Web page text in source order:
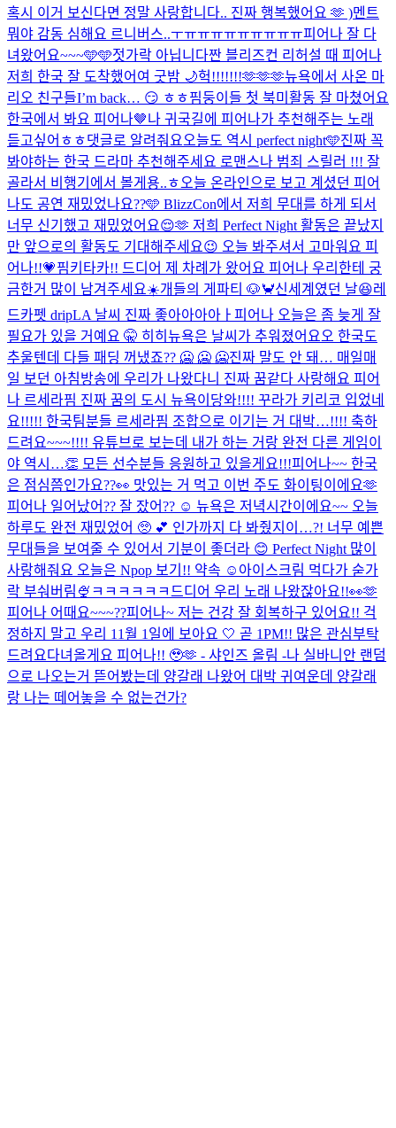
혹시 이거 보신다면 정말 사랑합니다.. 진짜 행복했어요 🫶 )멘트
뭐야 감동 심해요 르니버스..ㅜㅠㅠㅠㅠㅠㅠㅠㅠㅠ피어나 잘 다
녀왔어요~~~🩵🩵젓가락 아닙니다짠 블리즈컨 리허설 때 피어나
저희 한국 잘 도착했어여 굿밤 🌙헉!!!!!!!🫶🫶🫶뉴욕에서 사온 마
리오 친구들I’m back… 😏 ㅎㅎ핌둥이들 첫 북미활동 잘 마쳤어요
한국에서 봐요 피어나🤎나 귀국길에 피어나가 추천해주는 노래
듣고싶어ㅎㅎ댓글로 알려줘요 오늘도 역시 perfect night🩵진짜 꼭
봐야하는 한국 드라마 추천해주세요 로맨스나 범죄 스릴러 !!! 잘
골라서 비행기에서 볼게용..ㅎ 오늘 온라인으로 보고 계셨던 피어
나도 공연 재밌었나요??🩵 BlizzCon에서 저희 무대를 하게 되서
너무 신기했고 재밌었어요😌🫶 저희 Perfect Night 활동은 끝났지
만 앞으로의 활동도 기대해주세요😉 오늘 봐주셔서 고마워요 피
어나!!💗핌키타카!! 드디어 제 차례가 왔어요 피어나 우리한테 궁
금한거 많이 남겨주세요☀️개들의 게파티 🐶🦀신세계였던 날😆레
드카펫 dripLA 날씨 진짜 좋아아아아ㅏ 피어나 오늘은 좀 늦게 잘
필요가 있을 거예요 🤫 히히 뉴욕은 날씨가 추워졌어요오 한국도
추울텐데 다들 패딩 꺼냈죠?? 🥶 🥶 🥶진짜 말도 안 돼… 매일매
일 보던 아침방송에 우리가 나왔다니 진짜 꿈같다 사랑해요 피어
나 르세라핌 진짜 꿈의 도시 뉴욕이당와!!!! 꾸라가 키리코 입었네
요!!!!! 한국팀분들 르세라핌 조합으로 이기는 거 대박…!!!! 축하
드려요~~~!!!! 유튜브로 보는데 내가 하는 거랑 완전 다른 게임이
야 역시…👏 모든 선수분들 응원하고 있을게요!!!피어나~~ 한국
은 점심쯤인가요??👀 맛있는 거 먹고 이번 주도 화이팅이에요🫶
피어나 일어났어?? 잘 잤어?? ☺️ 뉴욕은 저녁시간이에요~~ 오늘
하루도 완전 재밌었어 🥺 💕 인가까지 다 봐줬지이…?! 너무 예쁜
무대들을 보여줄 수 있어서 기분이 좋더라 😊 Perfect Night 많이
사랑해줘요 오늘은 Npop 보기!! 약속 ☺️ 아이스크림 먹다가 숟가
락 부숴버림🍨ㅋㅋㅋㅋㅋㅋ 드디어 우리 노래 나왔잖아요!!👀🫶
피어나 어때요~~~??피어나~ 저는 건강 잘 회복하구 있어요!! 걱
정하지 말고 우리 11월 1일에 보아요 🤍 곧 1PM!! 많은 관심부탁
드려요다녀올게요 피어나!! 🥹🫶 - 샤인즈 올림 -나 실바니안 랜덤
으로 나오는거 뜯어봤는데 양갈래 나왔어 대박 귀여운데 양갈래
랑 나는 떼어놓을 수 없는건가?